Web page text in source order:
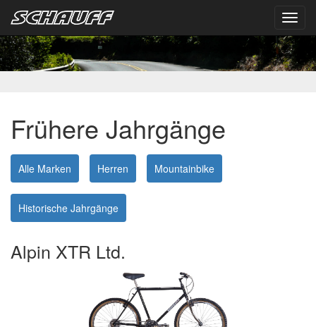
Frühere Jahrgänge
Alle Marken Herren Mountainbike
Historische Jahrgänge
Alpin XTR Ltd.